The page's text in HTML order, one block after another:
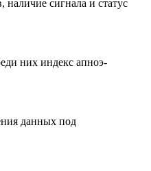
наличие сигнала и статус
них индекс апноэ-
данных под